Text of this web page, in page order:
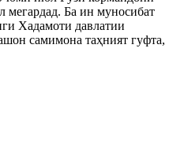
мегардад. Ба ин муносибат
Хадамоти давлатии
самимона таҳният гуфта,